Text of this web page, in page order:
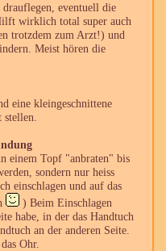
eventuell die
wirklich total super auch
trotzdem zum Arzt!) und
Meist hören die
eine kleingeschnittene
einem Topf "anbraten" bis
sondern nur heiss
einschlagen und auf das
) Beim Einschlagen
habe, in der das Handtuch
an der anderen Seite.
Ohr.